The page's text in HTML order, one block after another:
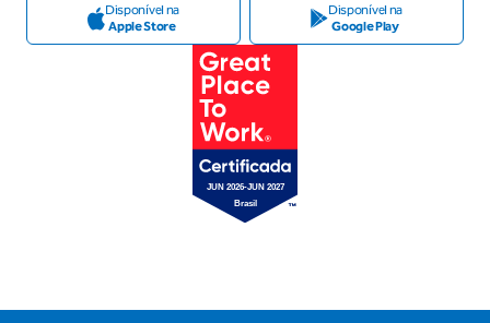
Disponível na
Apple Store
Disponível na
Google Play